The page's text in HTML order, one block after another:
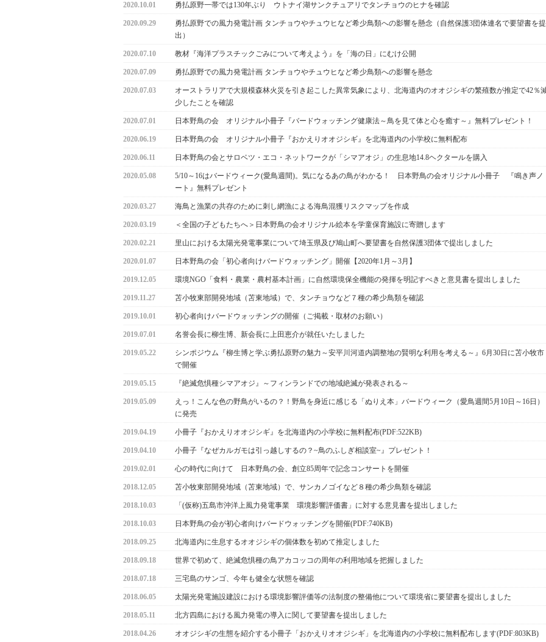
2020.10.01 勇払原野一帯では130年ぶり ウトナイ湖サンクチュアリでタンチョウのヒナを確認
2020.09.29
勇払原野での風力発電計画 タンチョウやチュウヒなど希少鳥類への影響を懸念（自然保護3団体連名で要望書を提
出）
2020.07.10 教材『海洋プラスチックごみについて考えよう』を「海の日」にむけ公開
2020.07.09 勇払原野での風力発電計画 タンチョウやチュウヒなど希少鳥類への影響を懸念
2020.07.03
オーストラリアで大規模森林火災を引き起こした異常気象により、北海道内のオオジシギの繁殖数が推定で42％
少したことを確認
2020.07.01 日本野鳥の会 オリジナル小冊子『バードウォッチング健康法～鳥を見て体と心を癒す～』無料プレゼント！
2020.06.19 日本野鳥の会 オリジナル小冊子『おかえりオオジシギ』を北海道内の小学校に無料配布
2020.06.11 日本野鳥の会とサロベツ・エコ・ネットワークが「シマアオジ」の生息地14.8ヘクタールを購入
2020.05.08
5/10～16はバードウィーク(愛鳥週間)。気になるあの鳥がわかる！ 日本野鳥の会オリジナル小冊子 『鳴き声ノ
ート』無料プレゼント
2020.03.27 海鳥と漁業の共存のために刺し網漁による海鳥混獲リスクマップを作成
2020.03.19 ＜全国の子どもたちへ＞日本野鳥の会オリジナル絵本を学童保育施設に寄贈します
2020.02.21 里山における太陽光発電事業について埼玉県及び鳩山町へ要望書を自然保護3団体で提出しました
2020.01.07 日本野鳥の会「初心者向けバードウォッチング」開催【2020年1月～3月】
2019.12.05 環境NGO「食料・農業・農村基本計画」に自然環境保全機能の発揮を明記すべきと意見書を提出しました
2019.11.27 苫小牧東部開発地域（苫東地域）で、タンチョウなど７種の希少鳥類を確認
2019.10.01 初心者向けバードウォッチングの開催（ご掲載・取材のお願い）
2019.07.01 名誉会長に柳生博、新会長に上田恵介が就任いたしました
2019.05.22
シンポジウム『柳生博と学ぶ勇払原野の魅力～安平川河道内調整地の賢明な利用を考える～』6月30日に苫小牧市
で開催
2019.05.15 『絶滅危惧種シマアオジ』～フィンランドでの地域絶滅が発表される～
2019.05.09
えっ！こんな色の野鳥がいるの？！野鳥を身近に感じる「ぬりえ本」バードウィーク（愛鳥週間5月10日～16日）
に発売
2019.04.19 小冊子『おかえりオオジシギ』を北海道内の小学校に無料配布(PDF:522KB)
2019.04.10 小冊子『なぜカルガモは引っ越しするの？~鳥のふしぎ相談室~』プレゼント！
2019.02.01 心の時代に向けて 日本野鳥の会、創立85周年で記念コンサートを開催
2018.12.05 苫小牧東部開発地域（苫東地域）で、サンカノゴイなど８種の希少鳥類を確認
2018.10.03 「(仮称)五島市沖洋上風力発電事業 環境影響評価書」に対する意見書を提出しました
2018.10.03 日本野鳥の会が初心者向けバードウォッチングを開催(PDF:740KB)
2018.09.25 北海道内に生息するオオジシギの個体数を初めて推定しました
2018.09.18 世界で初めて、絶滅危惧種の鳥アカコッコの周年の利用地域を把握しました
2018.07.18 三宅島のサンゴ、今年も健全な状態を確認
2018.06.05 太陽光発電施設建設における環境影響評価等の法制度の整備他について環境省に要望書を提出しました
2018.05.11 北方四島における風力発電の導入に関して要望書を提出しました
2018.04.26 オオジシギの生態を紹介する小冊子「おかえりオオジシギ」を北海道内の小学校に無料配布します(PDF:803KB)